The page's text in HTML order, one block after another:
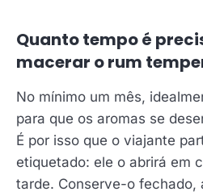
Quanto tempo é
macerar o rum
No mínimo um mês,
para que os aromas se
É por isso que o viajante
etiquetado: ele o abrirá em
tarde. Conserve-o fechado,